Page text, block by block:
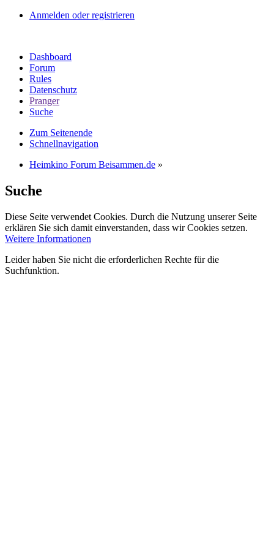
Anmelden oder registrieren
Dashboard
Forum
Rules
Datenschutz
Pranger
Suche
Zum Seitenende
Schnellnavigation
Heimkino Forum Beisammen.de »
Suche
Diese Seite verwendet Cookies. Durch die Nutzung unserer Seite
erklären Sie sich damit einverstanden, dass wir Cookies setzen.
Weitere Informationen
Leider haben Sie nicht die erforderlichen Rechte für die
Suchfunktion.